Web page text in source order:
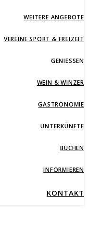
WEITERE ANGEBOTE
VEREINE SPORT & FREIZEIT
GENIESSEN
WEIN & WINZER
GASTRONOMIE
UNTERKÜNFTE
BUCHEN
INFORMIEREN
KONTAKT